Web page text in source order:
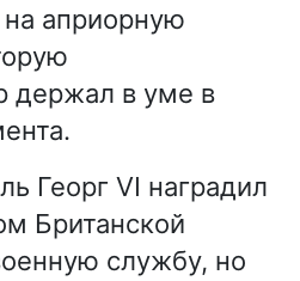
на априорную
держал в уме в
Георг VI наградил
Британской
службу, но